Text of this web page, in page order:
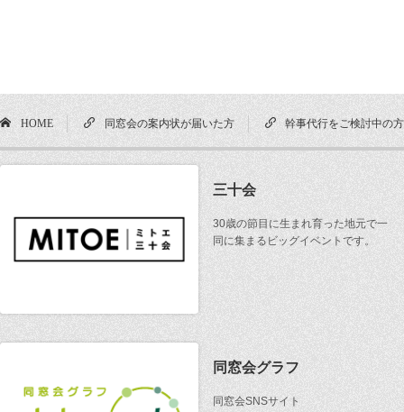
HOME 同窓会の案内状が届いた方 幹事代行をご検討中の方
三十会
30歳の節目に生まれ育った地元で一
同に集まるビッグイベントです。
同窓会グラフ
同窓会SNSサイト